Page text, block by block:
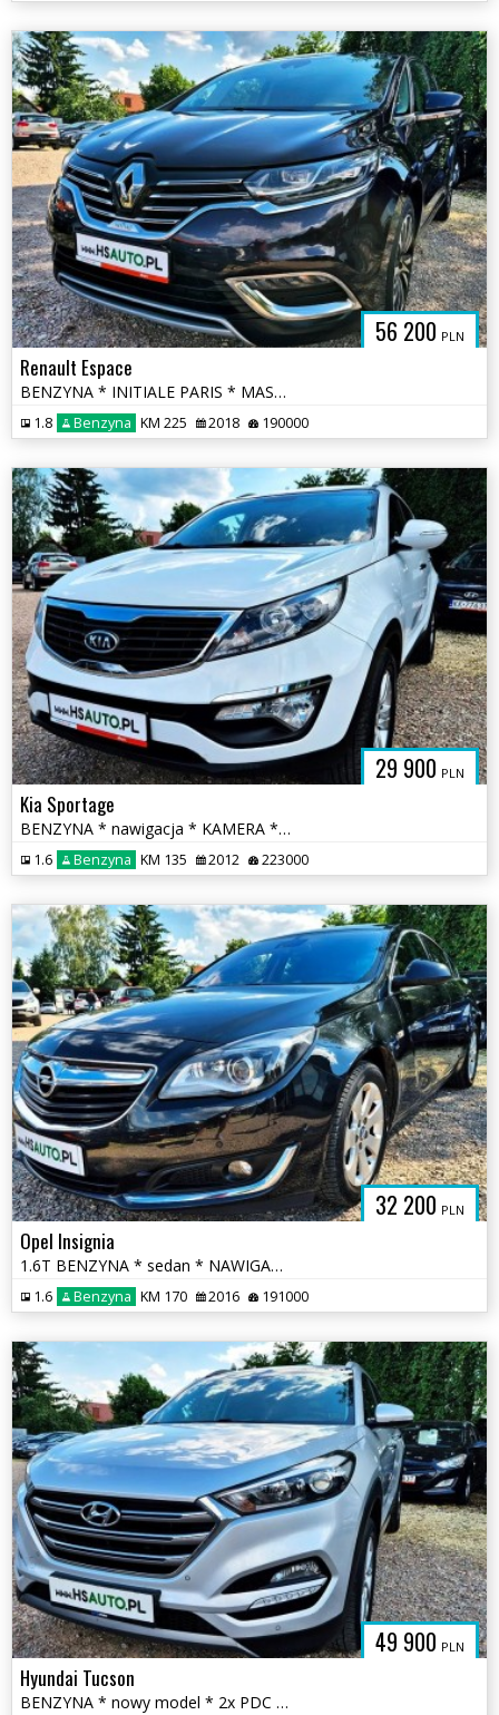
56 200 PLN
Renault Espace
BENZYNA * INITIALE PARIS * MASAŻE * automat * GRAND * 7 foteli * super
1.8 Benzyna KM 225 2018 190000
29 900 PLN
Kia Sportage
BENZYNA * nawigacja * KAMERA * super * OKAZJA * polecamy
1.6 Benzyna KM 135 2012 223000
32 200 PLN
Opel Insignia
1.6T BENZYNA * sedan * NAWIGACJA * LIFT * super * xenon * 2x PDC
1.6 Benzyna KM 170 2016 191000
49 900 PLN
Hyundai Tucson
BENZYNA * nowy model * 2x PDC * nawigacja * GRZANE TYLNE fotele